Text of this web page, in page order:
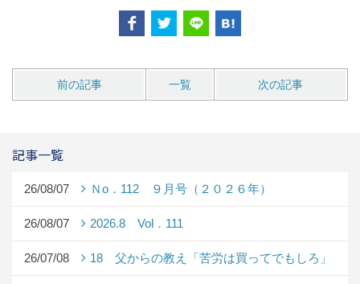
前の記事 一覧 次の記事
記事一覧
26/08/07 Ｎo．112 ９月号（２０２６年）
26/08/07 2026.8 Vol．111
26/07/08 18 父からの教え「苦労は買ってでもしろ」